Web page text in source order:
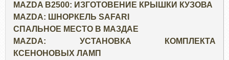
MAZDA B2500: ИЗГОТОВЕНИЕ КРЫШКИ КУЗОВА
MAZDA: ШНОРКЕЛЬ SAFARI
СПАЛЬНОЕ МЕСТО В МАЗДАЕ
MAZDA: УСТАНОВКА КОМПЛЕКТА
КСЕНОНОВЫХ ЛАМП